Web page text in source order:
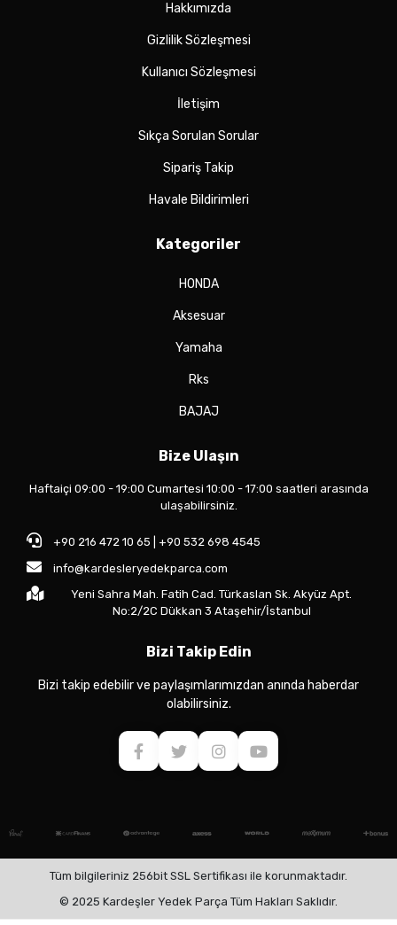
Hakkımızda
Gizlilik Sözleşmesi
Kullanıcı Sözleşmesi
İletişim
Sıkça Sorulan Sorular
Sipariş Takip
Havale Bildirimleri
Kategoriler
HONDA
Aksesuar
Yamaha
Rks
BAJAJ
Bize Ulaşın
Haftaiçi 09:00 - 19:00 Cumartesi 10:00 - 17:00 saatleri arasında
ulaşabilirsiniz.
+90 216 472 10 65 | +90 532 698 4545
info@kardesleryedekparca.com
Yeni Sahra Mah. Fatih Cad. Türkaslan Sk. Akyüz Apt.
No:2/2C Dükkan 3 Ataşehir/İstanbul
Bizi Takip Edin
Bizi takip edebilir ve paylaşımlarımızdan anında haberdar
olabilirsiniz.
Tüm bilgileriniz 256bit SSL Sertifikası ile korunmaktadır.
© 2025 Kardeşler Yedek Parça Tüm Hakları Saklıdır.